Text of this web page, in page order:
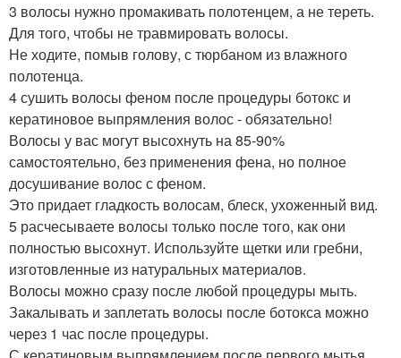
3 волосы нужно промакивать полотенцем, а не тереть.
Для того, чтобы не травмировать волосы.
Не ходите, помыв голову, с тюрбаном из влажного
полотенца.
4 сушить волосы феном после процедуры ботокс и
кератиновое выпрямления волос - обязательно!
Волосы у вас могут высохнуть на 85-90%
самостоятельно, без применения фена, но полное
досушивание волос с феном.
Это придает гладкость волосам, блеск, ухоженный вид.
5 расчесываете волосы только после того, как они
полностью высохнут. Используйте щетки или гребни,
изготовленные из натуральных материалов.
Волосы можно сразу после любой процедуры мыть.
Закалывать и заплетать волосы после ботокса можно
через 1 час после процедуры.